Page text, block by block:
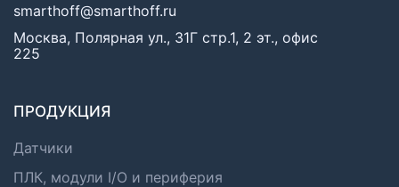
smarthoff@smarthoff.ru
Москва, Полярная ул., 31Г стр.1, 2 эт., офис
225
ПРОДУКЦИЯ
Датчики
ПЛК, модули I/O и периферия